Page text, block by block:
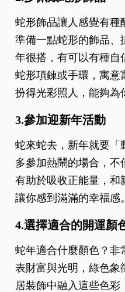
蛇形飾品讓人感覺有種
準備一點蛇形的飾品、
年很搭，有可以有種自
蛇形項鍊或手環，寓意
扮得光彩照人，能夠為
3.參加迎新年活動
蛇來蛇去，新年就要「
多參加熱鬧的場合，
有助於吸收正能量，和
讓你感到滿滿的幸福感。
4.選擇適合的開運顏
蛇年適合什麼顏色？非
表財富與光明，綠色象
居裝飾中融入這些色彩